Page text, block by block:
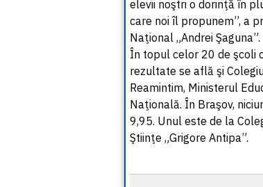
elevii noştri o dorinţă în
care noi îl propunem”, a
Naţional „Andrei Şaguna”.
În topul celor 20 de şcoli
rezultate se află şi
Reamintim, Ministerul
Naţională. În Braşov,
9,95. Unul este de la
Ştiinţe „Grigore Antipa”.